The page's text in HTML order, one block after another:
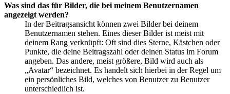
Was sind das für Bilder, die bei meinem Benutzernamen
angezeigt werden?
In der Beitragsansicht können zwei Bilder bei deinem
Benutzernamen stehen. Eines dieser Bilder ist meist mit
deinem Rang verknüpft: Oft sind dies Sterne, Kästchen oder
Punkte, die deine Beitragszahl oder deinen Status im Forum
angeben. Das andere, meist größere, Bild wird auch als
„Avatar“ bezeichnet. Es handelt sich hierbei in der Regel um
ein persönliches Bild, welches von Benutzer zu Benutzer
unterschiedlich ist.